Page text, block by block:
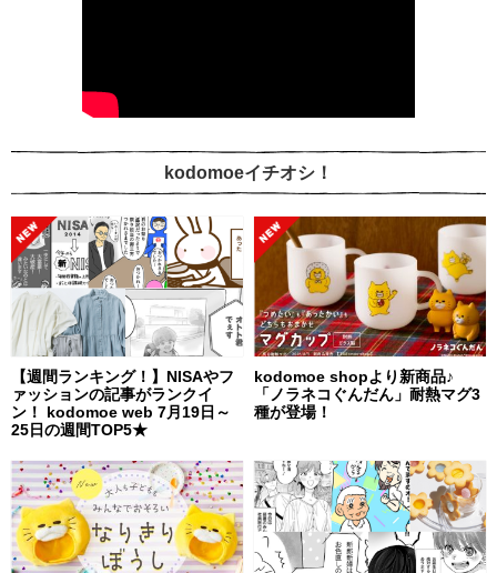
kodomoeイチオシ！
【週間ランキング！】NISAやフ
ァッションの記事がランクイ
ン！ kodomoe web 7月19日～
25日の週間TOP5★
kodomoe shopより新商品♪
「ノラネコぐんだん」耐熱マグ3
種が登場！